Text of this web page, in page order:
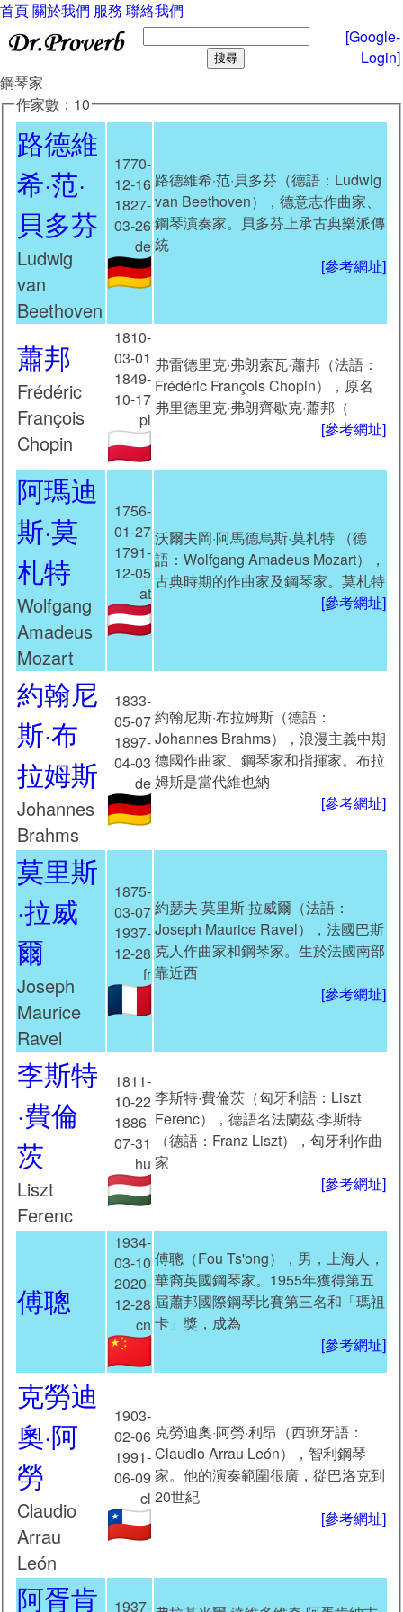
首頁關於我們 服務 聯絡我們
[Google-
Login]
鋼琴家
作家數：10
路德維
希·范·
貝多芬
Ludwig
van
Beethoven
1770-
12-16
1827-
03-26
de
路德維希·范·貝多芬（德語：Ludwig
van Beethoven），德意志作曲家、
鋼琴演奏家。貝多芬上承古典樂派傳
統
[參考網址]
蕭邦
Frédéric
François
Chopin
1810-
03-01
1849-
10-17
pl
弗雷德里克·弗朗索瓦·蕭邦（法語：
Frédéric François Chopin），原名
弗里德里克·弗朗齊歇克·蕭邦（
[參考網址]
阿瑪迪
斯·莫
札特
Wolfgang
Amadeus
Mozart
1756-
01-27
1791-
12-05
at
沃爾夫岡·阿馬德烏斯·莫札特 （德
語：Wolfgang Amadeus Mozart），
古典時期的作曲家及鋼琴家。莫札特
[參考網址]
約翰尼
斯·布
拉姆斯
Johannes
Brahms
1833-
05-07
1897-
04-03
de
約翰尼斯·布拉姆斯（德語：
Johannes Brahms），浪漫主義中期
德國作曲家、鋼琴家和指揮家。布拉
姆斯是當代維也納
[參考網址]
莫里斯
·拉威
爾
Joseph
Maurice
Ravel
1875-
03-07
1937-
12-28
fr
約瑟夫·莫里斯·拉威爾（法語：
Joseph Maurice Ravel），法國巴斯
克人作曲家和鋼琴家。生於法國南部
靠近西
[參考網址]
李斯特
·費倫
茨
Liszt
Ferenc
1811-
10-22
1886-
07-31
hu
李斯特·費倫茨（匈牙利語：Liszt
Ferenc），德語名法蘭茲·李斯特
（德語：Franz Liszt），匈牙利作曲
家
[參考網址]
傅聰
1934-
03-10
2020-
12-28
cn
傅聰（Fou Ts'ong），男，上海人，
華裔英國鋼琴家。1955年獲得第五
屆蕭邦國際鋼琴比賽第三名和「瑪祖
卡」獎，成為
[參考網址]
克勞迪
奧·阿
勞
Claudio
Arrau
León
1903-
02-06
1991-
06-09
cl
克勞迪奧·阿勞·利昂（西班牙語：
Claudio Arrau León），智利鋼琴
家。他的演奏範圍很廣，從巴洛克到
20世紀
[參考網址]
阿胥肯 1937-